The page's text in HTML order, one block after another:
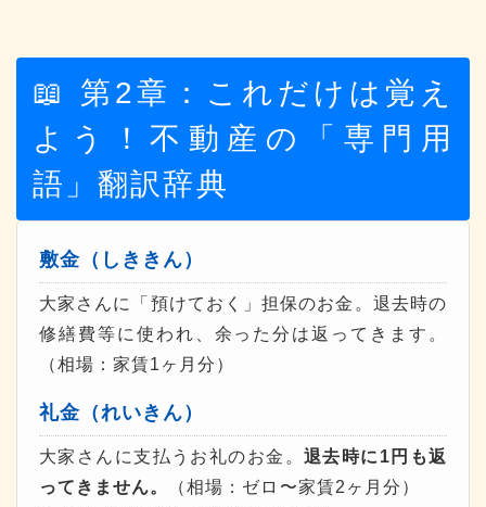
📖 第2章：これだけは覚え
よう！不動産の「専門用
語」翻訳辞典
敷金（しききん）
大家さんに「預けておく」担保のお金。退去時の
修繕費等に使われ、余った分は返ってきます。
（相場：家賃1ヶ月分）
礼金（れいきん）
大家さんに支払うお礼のお金。 退去時に1円も返
ってきません。
（相場：ゼロ〜家賃2ヶ月分）